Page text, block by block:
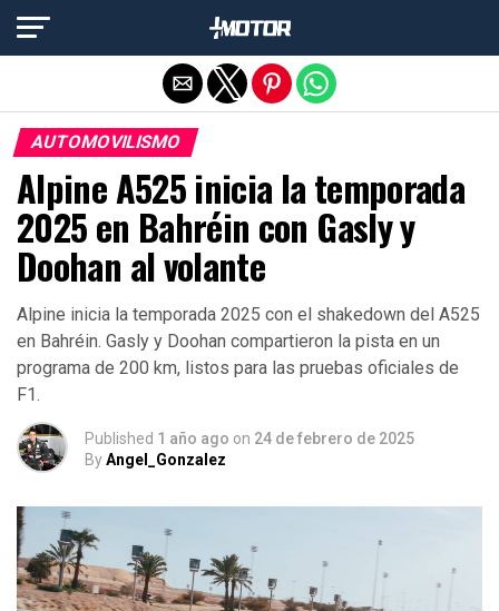
AUTOMOVILISMO
Alpine A525 inicia la temporada
2025 en Bahréin con Gasly y
Doohan al volante
Alpine inicia la temporada 2025 con el shakedown del A525
en Bahréin. Gasly y Doohan compartieron la pista en un
programa de 200 km, listos para las pruebas oficiales de
F1.
Published 1 año ago on 24 de febrero de 2025
ByAngel_Gonzalez
Salir de la versión móvil